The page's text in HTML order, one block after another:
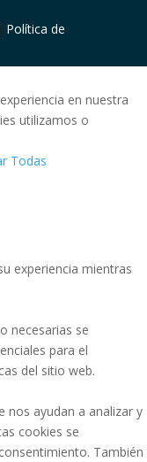
Política de
en nuestra
utilizamos o
Todas
experiencia mientras
necesarias se
para el
del sitio web.
nos ayudan a analizar y
cookies se
También